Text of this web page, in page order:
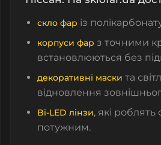
скло фар із
корпуси фар з точними
встановлюються без
декоративні маски та
відновлення
Bi-LED лінзи, які роблять
потужним.